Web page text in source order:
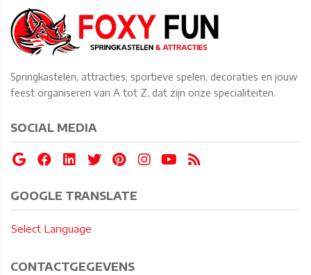
Springkastelen, attracties, sportieve spelen, decoraties en jouw
feest organiseren van A tot Z, dat zijn onze specialiteiten.
SOCIAL MEDIA
GOOGLE TRANSLATE
Select Language
CONTACTGEGEVENS